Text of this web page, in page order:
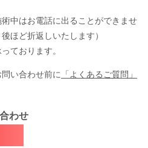
中はお電話に出ることができませ
ほど折返しいたします）
ております。
い合わせ前に 「よくあるご質問」
わせ